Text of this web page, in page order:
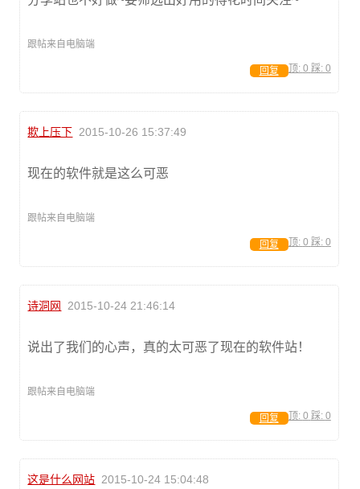
跟帖来自电脑端
顶: 0 踩: 0
回复
欺上压下 2015-10-26 15:37:49
现在的软件就是这么可恶
跟帖来自电脑端
顶: 0 踩: 0
回复
诗洞网 2015-10-24 21:46:14
说出了我们的心声，真的太可恶了现在的软件站！
跟帖来自电脑端
顶: 0 踩: 0
回复
这是什么网站 2015-10-24 15:04:48